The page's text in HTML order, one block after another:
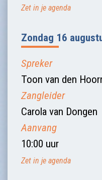
Zet in je agenda
Zet in je agenda
Zondag 16
Spreker
Toon van den
Zangleider
Carola van Dongen
Aanvang
10:00 uur